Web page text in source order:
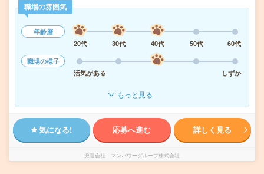
職場の雰囲気
年齢層
20代
30代 40代 50代
60代
職場の様子
活気がある
しずか
もっと見る
気になる! 応募へ進む 詳しく見る
派遣会社 マンパワーグループ株式会社